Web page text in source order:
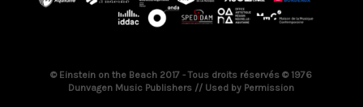
© Einstein on the Beach 2017 - Tous droits réservés © 1976
Dunvagen Music Publishers // Used by Permission